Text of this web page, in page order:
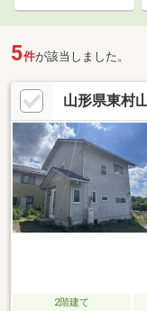
5件が該当しました。
山形県東村
2階建て